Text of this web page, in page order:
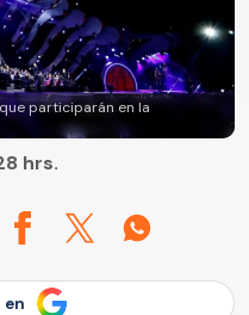
participarán en la
hrs.
en